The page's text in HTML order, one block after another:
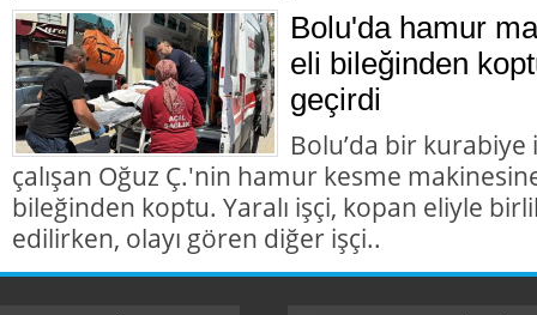
Bolu'da hamur
eli bileğinden
geçirdi
Bolu’da bir
çalışan Oğuz Ç.'nin hamur kesme
bileğinden koptu. Yaralı işçi, kopan eliyle
edilirken, olayı gören diğer işçi..